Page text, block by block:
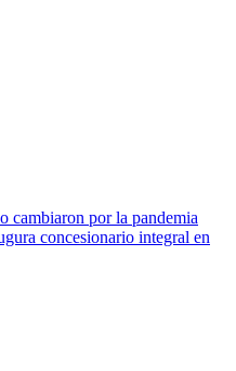
cambiaron por la pandemia
concesionario integral en